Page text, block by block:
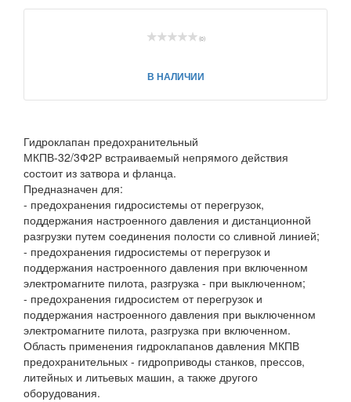
(0)
В НАЛИЧИИ
Гидроклапан предохранительный
МКПВ-32/3Ф2Р встраиваемый непрямого действия
состоит из затвора и фланца.
Предназначен для:
- предохранения гидросистемы от перегрузок,
поддержания настроенного давления и дистанционной
разгрузки путем соединения полости со сливной линией;
- предохранения гидросистемы от перегрузок и
поддержания настроенного давления при включенном
электромагните пилота, разгрузка - при выключенном;
- предохранения гидросистем от перегрузок и
поддержания настроенного давления при выключенном
электромагните пилота, разгрузка при включенном.
Область применения гидроклапанов давления МКПВ
предохранительных - гидроприводы станков, прессов,
литейных и литьевых машин, а также другого
оборудования.